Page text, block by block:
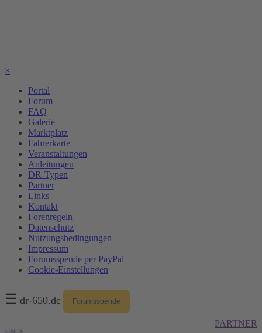
×
Portal
Forum
FAQ
Galerie
Marktplatz
Fahrerkarte
Veranstaltungen
Anleitungen
DR-Typen
Partner
Links
Kontakt
Forenregeln
Datenschutz
Nutzungsbedingungen
Impressum
Forumsspende per PayPal
Cookie-Einstellungen
☰ dr-650.de Forumsspende
PARTNER